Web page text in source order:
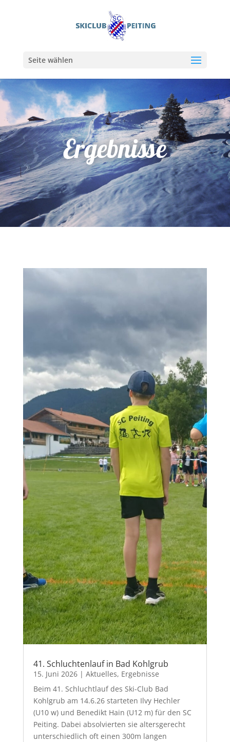
Seite wählen
Ergebnisse
41. Schluchtenlauf in Bad Kohlgrub
15. Juni 2026| Aktuelles, Ergebnisse
Beim 41. Schluchtlauf des Ski-Club Bad
Kohlgrub am 14.6.26 starteten Ilvy Hechler
(U10 w) und Benedikt Hain (U12 m) für den SC
Peiting. Dabei absolvierten sie altersgerecht
unterschiedlich oft einen 300m langen